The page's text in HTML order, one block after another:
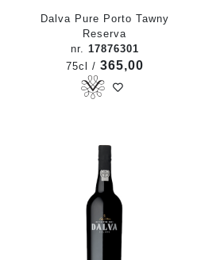
Dalva Pure Porto Tawny
Reserva
nr. 17876301
75cl / 365,00